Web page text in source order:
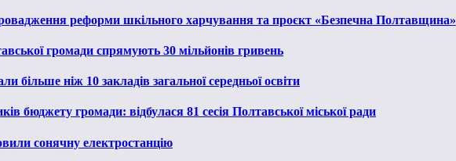
реформи шкільного харчування та проєкт «Безпечна Полтавщина»
громади спрямують 30 мільйонів гривень
більше ніж 10 закладів загальної середньої освіти
бюджету громади: відбулася 81 сесія Полтавської міської ради
сонячну електростанцію